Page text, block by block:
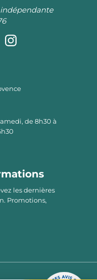
de 8h30 à
les dernières
Promotions,